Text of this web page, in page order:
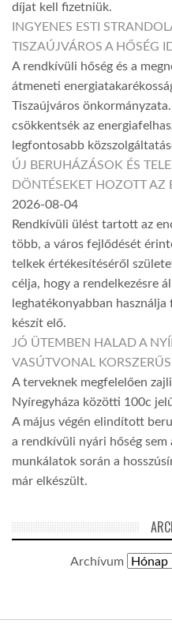
díjat kell fizetniük.
INGYENES ESTI
TISZAÚJVÁROS A HŐSÉG
A rendkívüli hőség és a
átmeneti
Tiszaújváros
csökkentsék az
legfontosabb
ÚJ BERUHÁZÁSOK ÉS
DÖNTÉSEKET HOZOTT AZ
2026-08-04
Rendkívüli ülést tartott az
több, a város fejlődését
telkek értékesítéséről
célja, hogy a rendelkezésre
leghatékonyabban
készít elő.
JÓ ÜTEMBEN HALAD A
VASÚTVONAL
A terveknek megfelelően
Nyíregyháza közötti 100c
A május végén elindított
a rendkívüli nyári hőség
munkálatok során a
már elkészült.
Archívum